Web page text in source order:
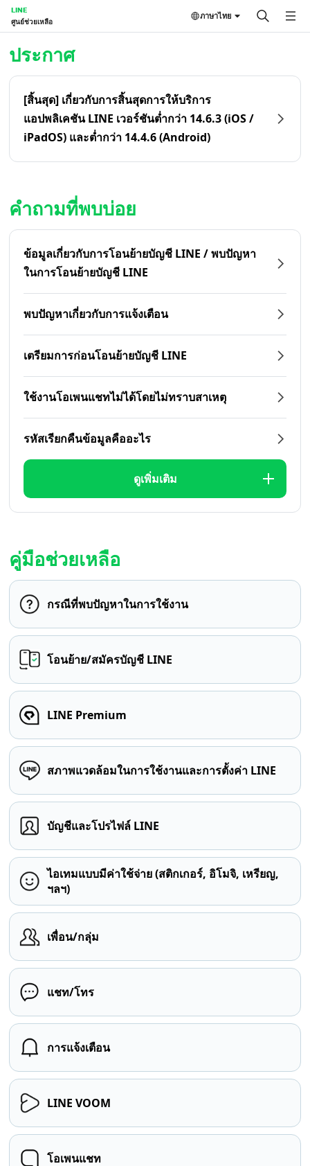
LINE
ศูนย์ช่วยเหลือ
ภาษาไทย
ประกาศ
[สิ้นสุด] เกี่ยวกับการสิ้นสุดการให้บริการ
แอปพลิเคชัน LINE เวอร์ชันต่ำกว่า 14.6.3 (iOS /
iPadOS) และต่ำกว่า 14.4.6 (Android)
คำถามที่พบบ่อย
ข้อมูลเกี่ยวกับการโอนย้ายบัญชี LINE / พบปัญหา
ในการโอนย้ายบัญชี LINE
พบปัญหาเกี่ยวกับการแจ้งเตือน
เตรียมการก่อนโอนย้ายบัญชี LINE
ใช้งานโอเพนแชทไม่ได้โดยไม่ทราบสาเหตุ
รหัสเรียกคืนข้อมูลคืออะไร
ดูเพิ่มเติม
คู่มือช่วยเหลือ
กรณีที่พบปัญหาในการใช้งาน
โอนย้าย/สมัครบัญชี LINE
LINE Premium
สภาพแวดล้อมในการใช้งานและการตั้งค่า LINE
บัญชีและโปรไฟล์ LINE
ไอเทมแบบมีค่าใช้จ่าย (สติกเกอร์, อิโมจิ, เหรียญ,
ฯลฯ)
เพื่อน/กลุ่ม
แชท/โทร
การแจ้งเตือน
LINE VOOM
โอเพนแชท